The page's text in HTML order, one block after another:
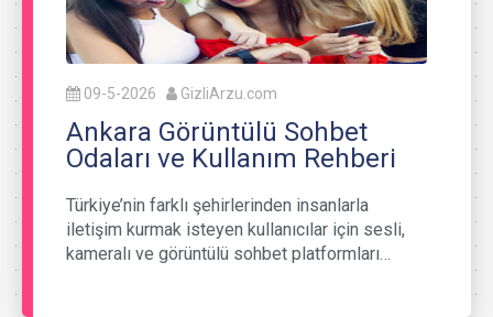
09-5-2026 GizliArzu.com
Ankara Görüntülü Sohbet
Odaları ve Kullanım Rehberi
Türkiye’nin farklı şehirlerinden insanlarla
iletişim kurmak isteyen kullanıcılar için sesli,
kameralı ve görüntülü sohbet platformları…